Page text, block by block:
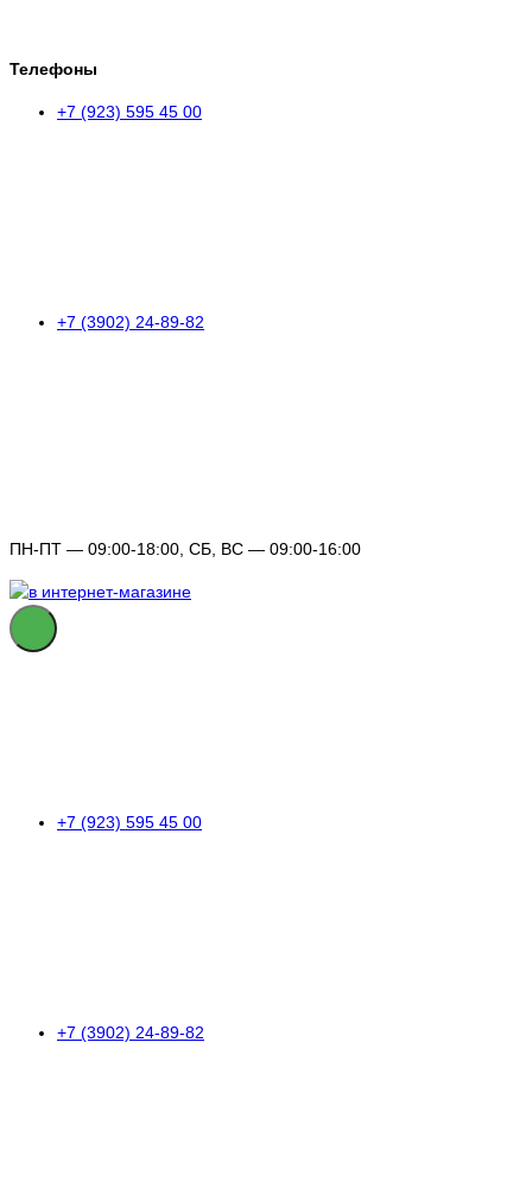
Телефоны
+7 (923) 595 45 00
+7 (3902) 24-89-82
ПН-ПТ — 09:00-18:00, СБ, ВС — 09:00-16:00
+7 (923) 595 45 00
+7 (3902) 24-89-82